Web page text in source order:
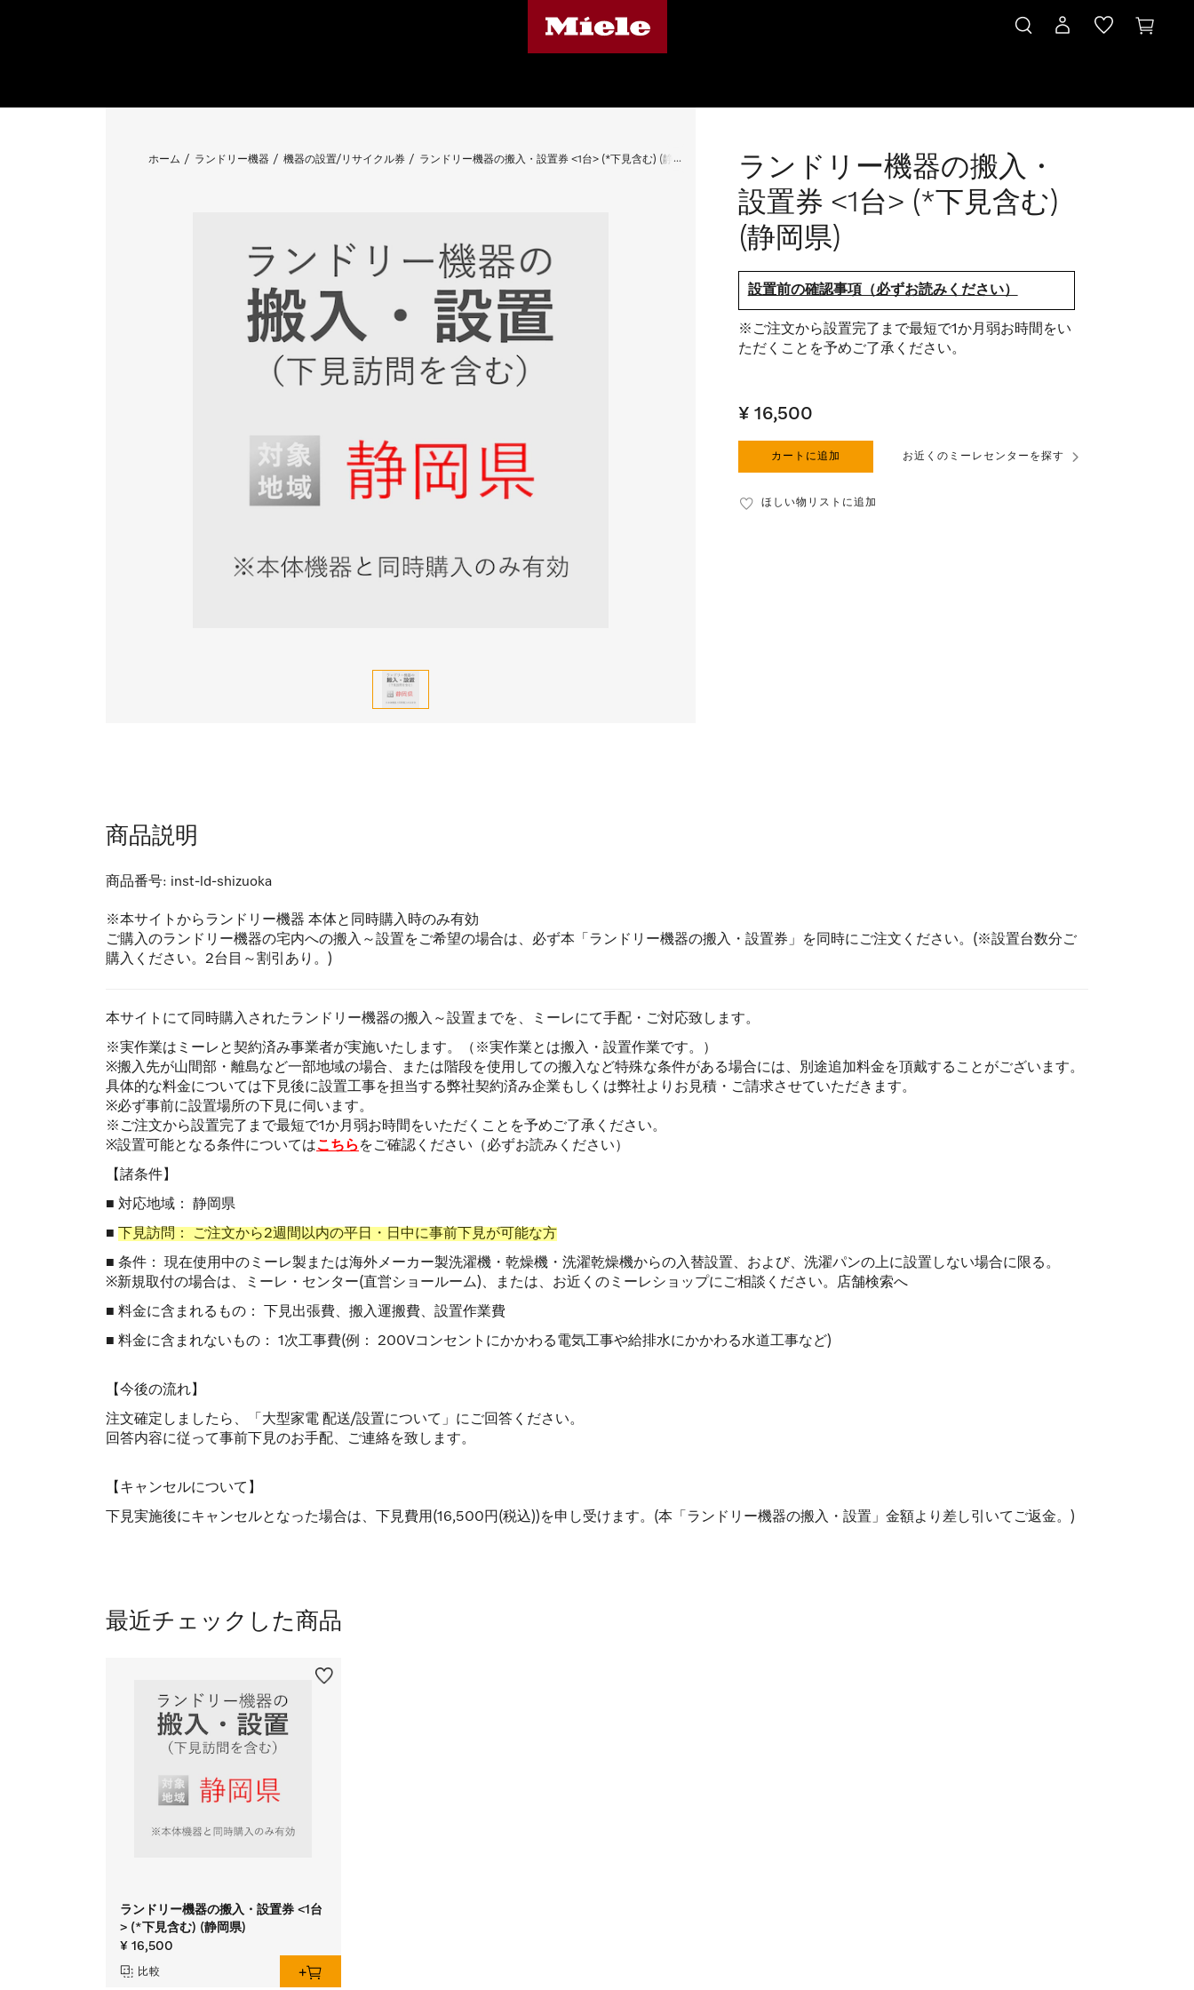
ホーム ランドリー機器 機器の設置/リサイクル券 ランドリー機器の搬入・設置券 <1台> (*下見含む) (静岡県)
ランドリー機器の搬入・
設置券 <1台> (*下見含む)
(静岡県)
設置前の確認事項（必ずお読みください）
※ご注文から設置完了まで最短で1か月弱お時間をい
ただくことを予めご了承ください。
¥ 16,500
カートに追加 お近くのミーレセンターを探す
ほしい物リストに追加
商品説明
商品番号: inst-ld-shizuoka
※本サイトからランドリー機器 本体と同時購入時のみ有効
ご購入のランドリー機器の宅内への搬入～設置をご希望の場合は、必ず本「ランドリー機器の搬入・設置券」を同時にご注文ください。(※設置台数分ご
購入ください。2台目～割引あり。)
本サイトにて同時購入されたランドリー機器の搬入～設置までを、ミーレにて手配・ご対応致します。
※実作業はミーレと契約済み事業者が実施いたします。（※実作業とは搬入・設置作業です。）
※搬入先が山間部・離島など一部地域の場合、または階段を使用しての搬入など特殊な条件がある場合には、別途追加料金を頂戴することがございます。
具体的な料金については下見後に設置工事を担当する弊社契約済み企業もしくは弊社よりお見積・ご請求させていただきます。
※必ず事前に設置場所の下見に伺います。
※ご注文から設置完了まで最短で1か月弱お時間をいただくことを予めご了承ください。
※設置可能となる条件についてはこちら をご確認ください（必ずお読みください）
【諸条件】
■ 対応地域： 静岡県
■ 下見訪問： ご注文から2週間以内の平日・日中に事前下見が可能な方
■ 条件： 現在使用中のミーレ製または海外メーカー製洗濯機・乾燥機・洗濯乾燥機からの入替設置、および、洗濯パンの上に設置しない場合に限る。
※新規取付の場合は、ミーレ・センター(直営ショールーム)、または、お近くのミーレショップにご相談ください。
店舗検索へ
■ 料金に含まれるもの： 下見出張費、搬入運搬費、設置作業費
■ 料金に含まれないもの： 1次工事費(例： 200Vコンセントにかかわる電気工事や給排水にかかわる水道工事など)
【今後の流れ】
注文確定しましたら、「大型家電 配送/設置について」にご回答ください。
回答内容に従って事前下見のお手配、ご連絡を致します。
【キャンセルについて】
下見実施後にキャンセルとなった場合は、下見費用(16,500円(税込))を申し受けます。(本「ランドリー機器の搬入・設置」金額より差し引いてご返金。)
最近チェックした商品
ランドリー機器の搬入・設置券 <1台
> (*下見含む) (静岡県)
¥ 16,500
比較